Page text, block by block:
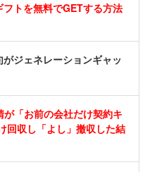
トを無料でGETする方法
がジェネレーションギャッ
が「お前の会社だけ契約キ
回収し「よし」撤収した結